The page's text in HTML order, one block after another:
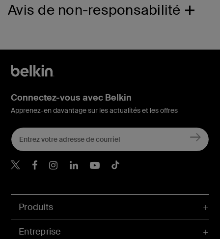
Avis de non-responsabilité
Produits
Entreprise
Connectez-vous avec Belkin
Apprenez-en davantage sur les actualités et les offres
Belkin Twitter
Belkin Facebook
Belkin Instagram
Belkin LinkedIn
Belkin Youtube
Belkin TikTok